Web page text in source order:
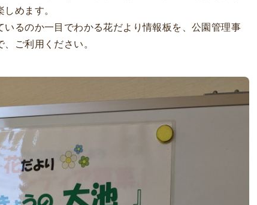
めます。
るのか一目でわかる花だより情報板を、公園管理事
ご利用ください。